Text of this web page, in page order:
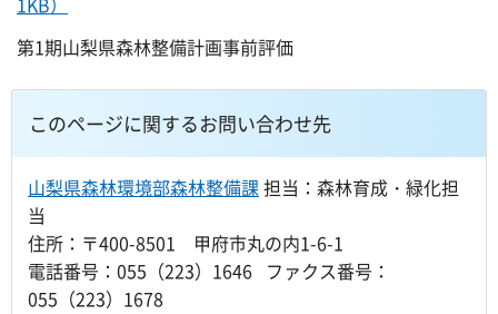
第1期山梨県森林整備計画事前評価
このページに関するお問い合わせ先
山梨県森林環境部森林整備課担当：森林育成・緑化担
当
住所：〒400-8501 甲府市丸の内1-6-1
電話番号：055（223）1646 ファクス番号：
055（223）1678